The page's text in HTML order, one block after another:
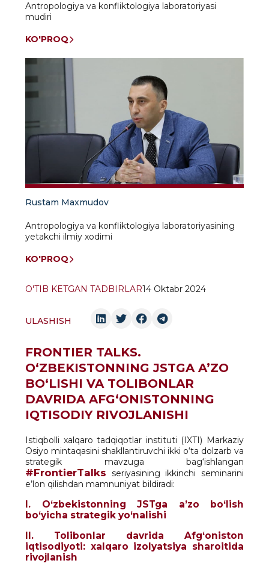
Antropologiya va konfliktologiya laboratoriyasi
mudiri
KO'PROQ
Rustam Maxmudov
Antropologiya va konfliktologiya laboratoriyasining
yetakchi ilmiy xodimi
KO'PROQ
O'TIB KETGAN TADBIRLAR14 Oktabr 2024
ULASHISH
FRONTIER TALKS.
O‘ZBEKISTONNING JSTGA A’ZO
BO‘LISHI VA TOLIBONLAR
DAVRIDA AFG‘ONISTONNING
IQTISODIY RIVOJLANISHI
Istiqbolli xalqaro tadqiqotlar instituti (IXTI) Markaziy
Osiyo mintaqasini shakllantiruvchi ikki o‘ta dolzarb va
strategik mavzuga bag‘ishlangan
#FrontierTalks seriyasining ikkinchi seminarini
e’lon qilishdan mamnuniyat bildiradi:
I. O‘zbekistonning JSTga a’zo bo‘lish
bo‘yicha strategik yo‘nalishi
II. Tolibonlar davrida Afg‘oniston
iqtisodiyoti: xalqaro izolyatsiya sharoitida
rivojlanish